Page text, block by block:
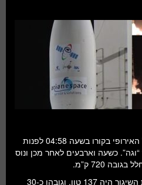
באוגוסט, בהצלחה ממרכז החלל האירופי בקורו בשעה 04:58 לפנות
כשעה וארבעים לאחר מכן ונוס
720 ק”מ.
משקלו הכולל של משגר וגה בעת השיגור היה 137 טון, וגובהו כ-30